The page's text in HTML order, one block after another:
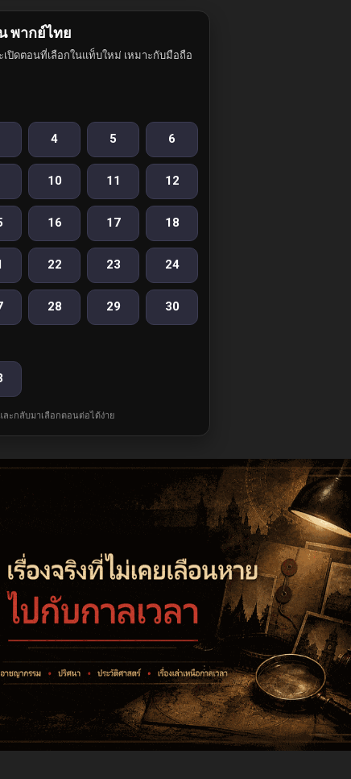
พากย์ไทย
ปิดตอนที่เลือกในแท็บใหม่ เหมาะกับมือถือ
4 5 6
10 11 12
16 17 18
22 23 24
28 29 30
ละกลับมาเลือกตอนต่อได้ง่าย